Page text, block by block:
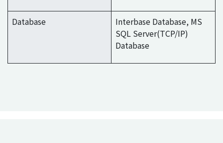
Database
Interbase Database, MS
SQL Server(TCP/IP)
Database